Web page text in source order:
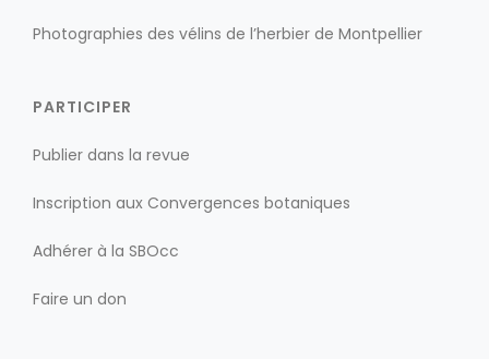
Photographies des vélins de l’herbier de Montpellier
PARTICIPER
Publier dans la revue
Inscription aux Convergences botaniques
Adhérer à la SBOcc
Faire un don